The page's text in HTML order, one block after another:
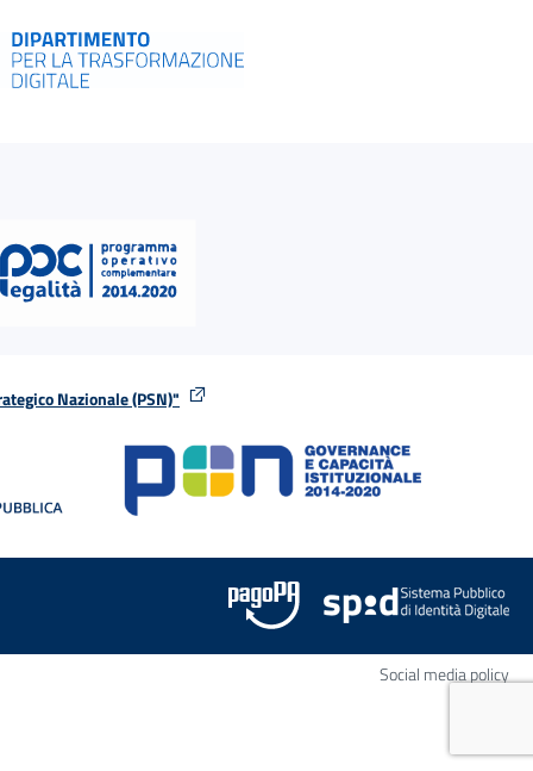
Nazionale (PSN)"
stessa finestra
Social media policy